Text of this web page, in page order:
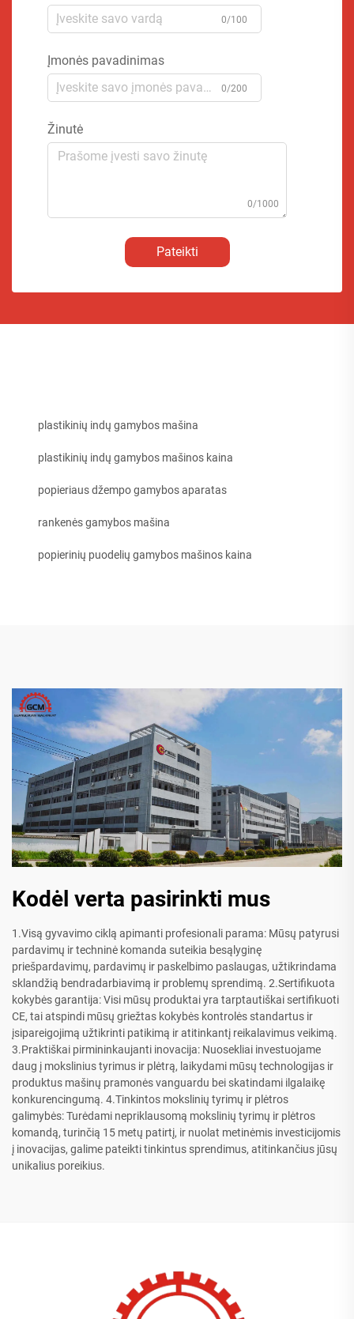
0/100
Įmonės pavadinimas
0/200
Žinutė
0/1000
Pateikti
plastikinių indų gamybos mašina
plastikinių indų gamybos mašinos kaina
popieriaus džempo gamybos aparatas
rankenės gamybos mašina
popierinių puodelių gamybos mašinos kaina
Kodėl verta pasirinkti mus
1.Visą gyvavimo ciklą apimanti profesionali parama: Mūsų patyrusi
pardavimų ir techninė komanda suteikia besąlyginę
priešpardavimų, pardavimų ir paskelbimo paslaugas, užtikrindama
sklandžią bendradarbiavimą ir problemų sprendimą. 2.Sertifikuota
kokybės garantija: Visi mūsų produktai yra tarptautiškai sertifikuoti
CE, tai atspindi mūsų griežtas kokybės kontrolės standartus ir
įsipareigojimą užtikrinti patikimą ir atitinkantį reikalavimus veikimą.
3.Praktiškai pirmininkaujanti inovacija: Nuosekliai investuojame
daug į mokslinius tyrimus ir plėtrą, laikydami mūsų technologijas ir
produktus mašinų pramonės vanguardu bei skatindami ilgalaikę
konkurencingumą. 4.Tinkintos mokslinių tyrimų ir plėtros
galimybės: Turėdami nepriklausomą mokslinių tyrimų ir plėtros
komandą, turinčią 15 metų patirtį, ir nuolat metinėmis investicijomis
į inovacijas, galime pateikti tinkintus sprendimus, atitinkančius jūsų
unikalius poreikius.